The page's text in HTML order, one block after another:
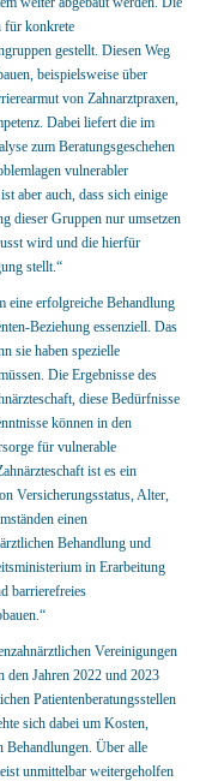
für konkrete
gestellt. Diesen Weg
beispielsweise über
von Zahnarztpraxen,
Dabei liefert die im
zum Beratungsgeschehen
vulnerabler
aber auch, dass sich einige
dieser Gruppen nur umsetzen
wird und die hierfür
stellt.“
eine erfolgreiche Behandlung
Beziehung essenziell. Das
sie haben spezielle
Die Ergebnisse des
diese Bedürfnisse
können in den
für vulnerable
ist es ein
Versicherungsstatus, Alter,
einen
Behandlung und
in Erarbeitung
barrierefreies
Vereinigungen
den Jahren 2022 und 2023
Patientenberatungsstellen
sich dabei um Kosten,
Behandlungen. Über alle
unmittelbar weitergeholfen